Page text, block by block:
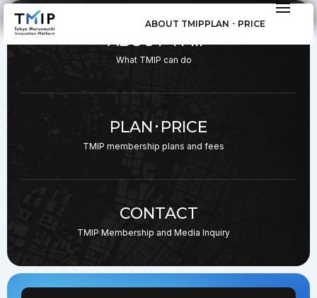
ABOUT TMIPPLAN ･ PRICE
ABOUT TMIP
What TMIP can do
PLAN･PRICE
TMIP membership plans and fees
CONTACT
TMIP Membership and Media Inquiry